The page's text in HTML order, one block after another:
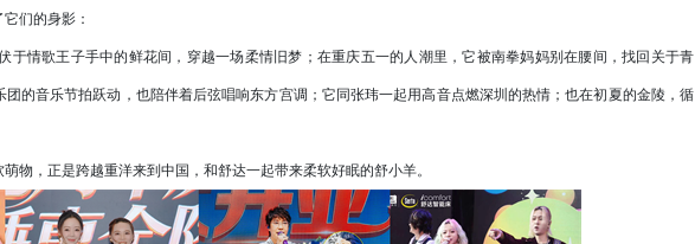
们的身影：
情歌王子手中的鲜花间，穿越一场柔情旧梦；在重庆五一的人潮里，它被南拳妈妈别在腰间，找回关于青
的音乐节拍跃动，也陪伴着后弦唱响东方宫调；它同张玮一起用高音点燃深圳的热情；也在初夏的金陵，循
，正是跨越重洋来到中国，和舒达一起带来柔软好眠的舒小羊。